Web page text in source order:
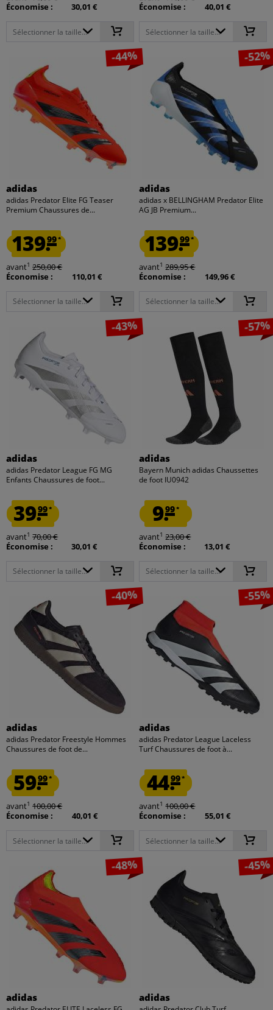
Économise :
30,01 €
Sélectionner la taille...
Économise :
40,01 €
Sélectionner la taille...
-44%
adidas
adidas Predator Elite FG Teaser
Premium Chaussures de...
139.99*
avant1 250,00 €
Économise :
110,01 €
Sélectionner la taille...
-52%
adidas
adidas x BELLINGHAM Predator Elite
AG JB Premium...
139.99*
avant1 289,95 €
Économise :
149,96 €
Sélectionner la taille...
-43%
adidas
adidas Predator League FG MG
Enfants Chaussures de foot...
39.99*
avant1 70,00 €
Économise :
30,01 €
Sélectionner la taille...
-57%
adidas
Bayern Munich adidas Chaussettes
de foot IU0942
9.99*
avant1 23,00 €
Économise :
13,01 €
Sélectionner la taille...
-40%
adidas
adidas Predator Freestyle Hommes
Chaussures de foot de...
59.99*
avant1 100,00 €
Économise :
40,01 €
Sélectionner la taille...
-55%
adidas
adidas Predator League Laceless
Turf Chaussures de foot à...
44.99*
avant1 100,00 €
Économise :
55,01 €
Sélectionner la taille...
-48%
adidas
-45%
adidas